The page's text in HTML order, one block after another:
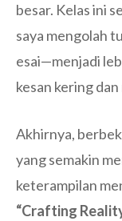
besar. Kelas ini
saya mengolah
esai—menjadi
kesan kering
Akhirnya,
yang semakin
keterampilan
“Crafting